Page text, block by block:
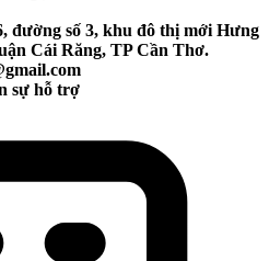
đường số 3, khu đô thị mới Hưng
Cái Răng, TP Cần Thơ.
sự hỗ trợ